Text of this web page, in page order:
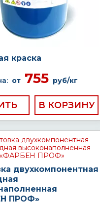
краска
от755 руб/кг
двухкомпонентная
ПРОФ»